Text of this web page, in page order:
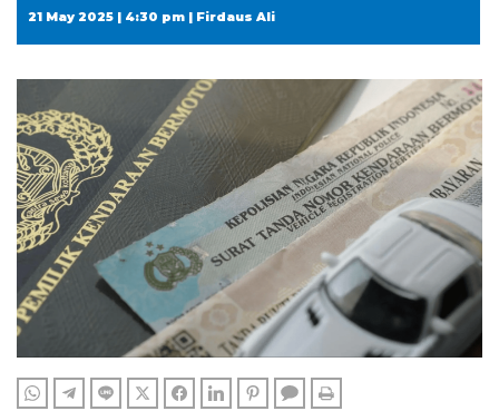
21 May 2025 | 4:30 pm | Firdaus Ali
WHATSAPPTELEGRAM
LINE TWITTERFACEBOOKLINKEDINPINTERESTCOMMENTS